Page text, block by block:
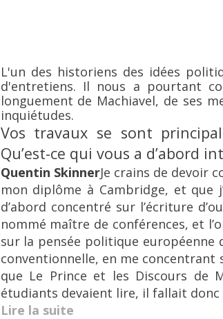
L'un des historiens des idées
d'entretiens. Il nous a pourtant
longuement de Machiavel, de ses
inquiétudes.
Vos travaux se sont
Qu’est-ce qui vous a d’abord
Quentin SkinnerJe crains de devoir
mon diplôme à Cambridge, et que
d’abord concentré sur l’écriture
nommé maître de conférences, et
sur la pensée politique européenne
conventionnelle, en me concentrant
que Le Prince et les Discours de
étudiants devaient lire, il fallait
Lire la suite